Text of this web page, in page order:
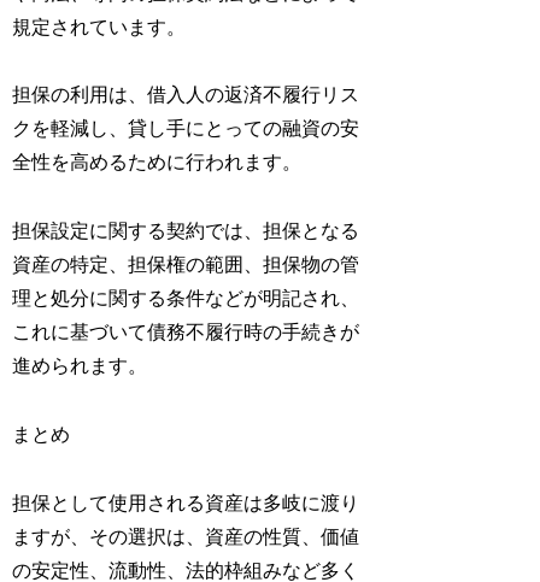
規定されています。
担保の利用は、借入人の返済不履行リス
クを軽減し、貸し手にとっての融資の安
全性を高めるために行われます。
担保設定に関する契約では、担保となる
資産の特定、担保権の範囲、担保物の管
理と処分に関する条件などが明記され、
これに基づいて債務不履行時の手続きが
進められます。
まとめ
担保として使用される資産は多岐に渡り
ますが、その選択は、資産の性質、価値
の安定性、流動性、法的枠組みなど多く